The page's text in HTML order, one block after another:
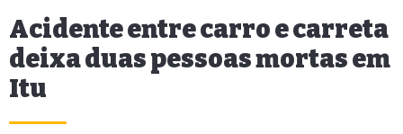
Acidente entre carro e carreta
deixa duas pessoas mortas em
Itu